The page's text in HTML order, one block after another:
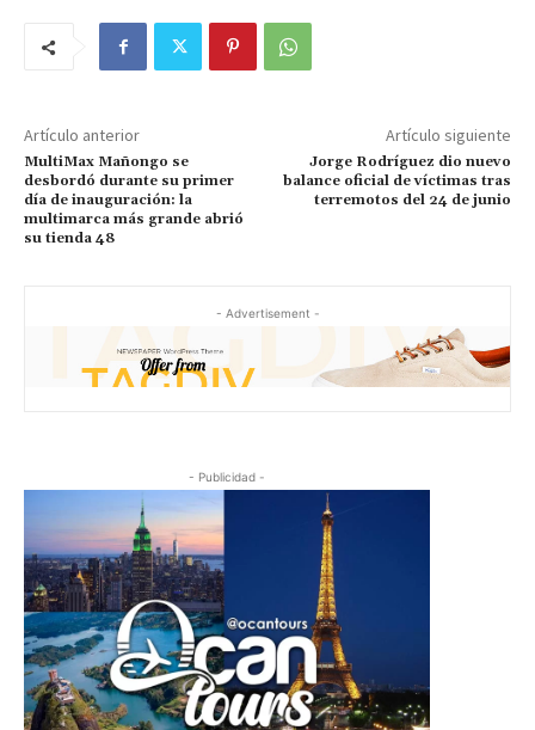
Artículo anterior
MultiMax Mañongo se
desbordó durante su primer
día de inauguración: la
multimarca más grande abrió
su tienda 48
Artículo siguiente
Jorge Rodríguez dio nuevo
balance oficial de víctimas tras
terremotos del 24 de junio
- Advertisement -
- Publicidad -